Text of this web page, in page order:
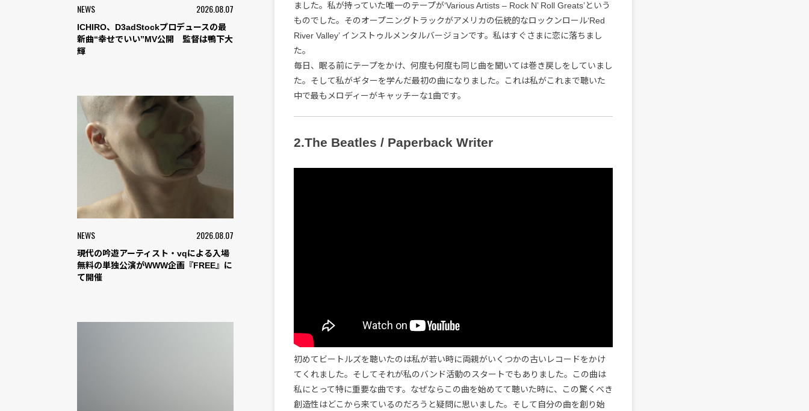
NEWS 2026.08.07
ICHIRO、D3adStockプロデュースの最
新曲“幸せでいい”MV公開 監督は鴨下大
輝
NEWS 2026.08.07
現代の吟遊アーティスト・vqによる入場
無料の単独公演がWWW企画『FREE』に
て開催
ました。私が持っていた唯一のテープが‘Various Artists – Rock N’ Roll Greats’という
ものでした。そのオープニングトラックがアメリカの伝統的なロックンロール‘Red
River Valley’ インストゥルメンタルバージョンです。私はすぐさまに恋に落ちまし
た。
毎日、眠る前にテープをかけ、何度も何度も同じ曲を聞いては巻き戻しをしていまし
た。そして私がギターを学んだ最初の曲になりました。これは私がこれまで聴いた
中で最もメロディーがキャッチーな1曲です。
2.The Beatles / Paperback Writer
初めてビートルズを聴いたのは私が若い時に両親がいくつかの古いレコードをかけ
てくれました。そしてそれが私のバンド活動のスタートでもありました。この曲は
私にとって特に重要な曲です。なぜならこの曲を始めてて聴いた時に、この驚くべき
創造性はどこから来ているのだろうと疑問に思いました。そして自分の曲を創り始